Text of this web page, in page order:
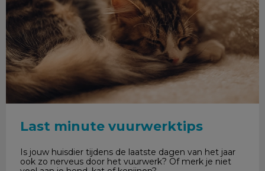
Last minute vuurwerktips
Is jouw huisdier tijdens de laatste dagen van het jaar
ook zo nerveus door het vuurwerk? Of merk je niet